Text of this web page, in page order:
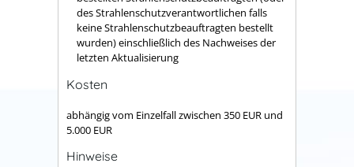
des Strahlenschutzverantwortlichen falls
keine Strahlenschutzbeauftragten bestellt
wurden) einschließlich des Nachweises der
letzten Aktualisierung
Kosten
abhängig vom Einzelfall zwischen 350 EUR und
5.000 EUR
Hinweise